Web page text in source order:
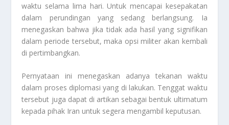
waktu selama lima hari. Untuk mencapai kesepakatan
dalam perundingan yang sedang berlangsung. Ia
menegaskan bahwa jika tidak ada hasil yang signifikan
dalam periode tersebut, maka opsi militer akan kembali
di pertimbangkan.
Pernyataan ini menegaskan adanya tekanan waktu
dalam proses diplomasi yang di lakukan. Tenggat waktu
tersebut juga dapat di artikan sebagai bentuk ultimatum
kepada pihak Iran untuk segera mengambil keputusan.